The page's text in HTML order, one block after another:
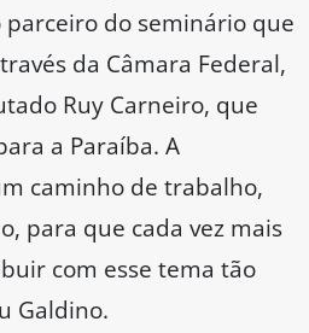
do seminário que
da Câmara Federal,
Ruy Carneiro, que
a Paraíba. A
caminho de trabalho,
para que cada vez mais
com esse tema tão
Galdino.